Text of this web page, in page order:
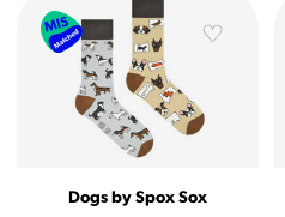
Dogs by Spox Sox